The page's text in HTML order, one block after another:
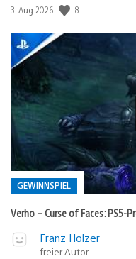
Veröffentlichungsdatum:
3. Aug 2026 8
GEWINNSPIEL
Verho – Curse of Faces: PS5-
Veröffentlicht
Franz Holzer
freier Autor